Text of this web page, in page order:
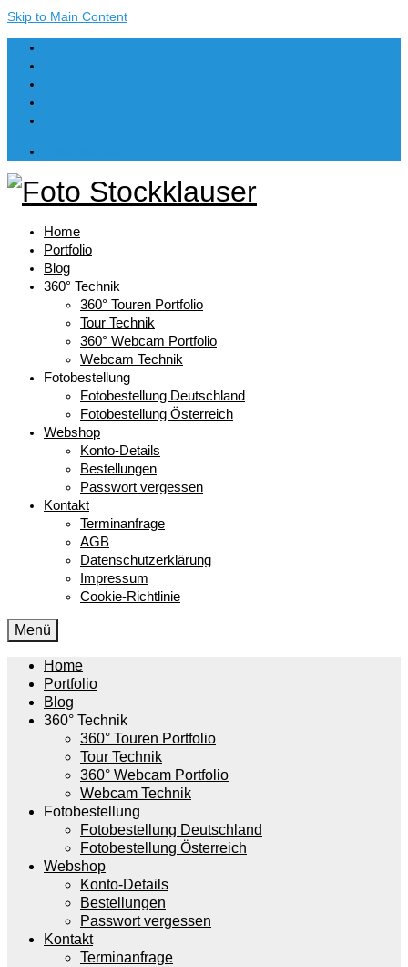
Skip to Main Content
Home
Portfolio
Blog
360° Technik
360° Touren Portfolio
Tour Technik
360° Webcam Portfolio
Webcam Technik
Fotobestellung
Fotobestellung Deutschland
Fotobestellung Österreich
Webshop
Konto-Details
Bestellungen
Passwort vergessen
Kontakt
Terminanfrage
AGB
Datenschutzerklärung
Impressum
Cookie-Richtlinie
Menü
Home
Portfolio
Blog
360° Technik
360° Touren Portfolio
Tour Technik
360° Webcam Portfolio
Webcam Technik
Fotobestellung
Fotobestellung Deutschland
Fotobestellung Österreich
Webshop
Konto-Details
Bestellungen
Passwort vergessen
Kontakt
Terminanfrage